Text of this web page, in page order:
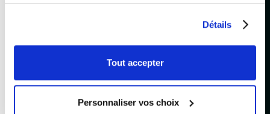
Détails
Tout accepter
Personnaliser vos choix